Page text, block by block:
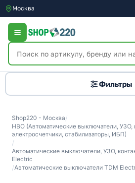
Москва
Фильтры
Shop220 - Москва/
НВО (Автоматические выключатели, УЗО,
электросчетчики, стабилизаторы, ИБП)
/
Автоматические выключатели, УЗО,
Electric
/Автоматические выключатели TDM